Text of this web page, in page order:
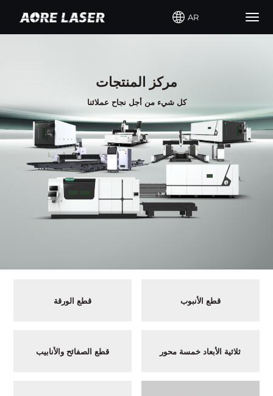
AR
مركز المنتجات
كل شيء من أجل نجاح عملائنا
قطع الورقة قطع الأنبوب
قطع الصفائح والأنابيب ثلاثية الأبعاد خمسة محور